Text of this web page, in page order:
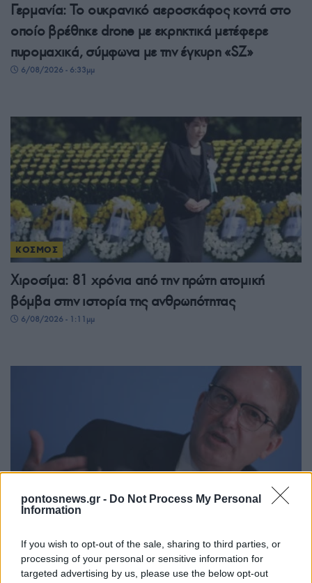
pontosnews.gr - Do Not Process My Personal
Information
If you wish to opt-out of the sale, sharing to third parties, or
processing of your personal or sensitive information for
targeted advertising by us, please use the below opt-out
Γερμανία: Το ουκρανικό αεροσκάφος κοντά στο
οποίο βρέθηκε drone με εκρηκτικά μετέφερε
πυρομαχικά, σύμφωνα με την έγκυρη «SZ»
6/08/2026 - 6:33μμ
ΚΟΣΜΟΣ
Χιροσίμα: 81 χρόνια από την πρώτη ατομική
βόμβα στην ιστορία της ανθρωπότητας
6/08/2026 - 1:11μμ
ΚΟΣΜΟΣ
Βερολίνο μετά τον εντοπισμό drone με εκρηκτικά
στη Λειψία